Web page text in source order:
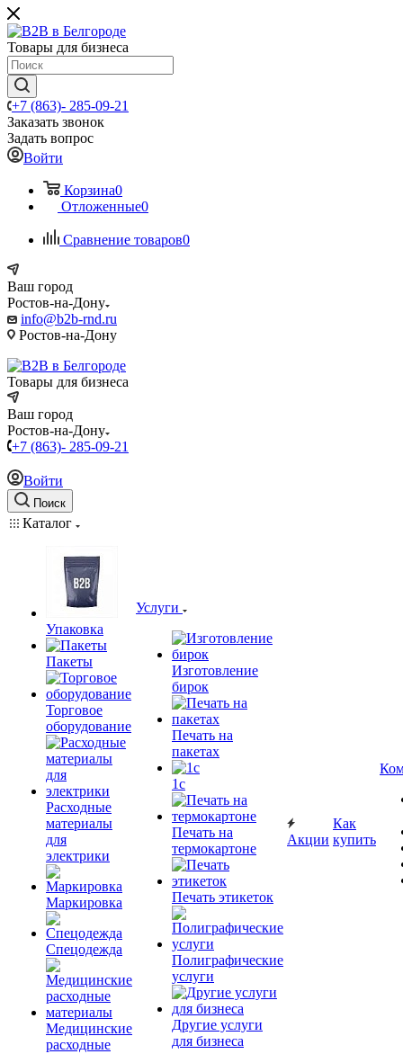
Товары для бизнеса
+7 (863)- 285-09-21
Заказать звонок
Задать вопрос
Войти
Корзина0
Отложенные0
Сравнение товаров0
Ваш город
Ростов-на-Дону
info@b2b-rnd.ru
Ростов-на-Дону
Товары для бизнеса
Ваш город
Ростов-на-Дону
+7 (863)- 285-09-21
Войти
Поиск
Каталог
Упаковка
Пакеты
Торговое
оборудование
Расходные
материалы
для
электрики
Маркировка
Спецодежда
Медицинские
расходные
Услуги
Изготовление
бирок
Печать на
пакетах
1c
Печать на
термокартоне
Печать этикеток
Полиграфические
услуги
Другие услуги
для бизнеса
Акции
Как
купить